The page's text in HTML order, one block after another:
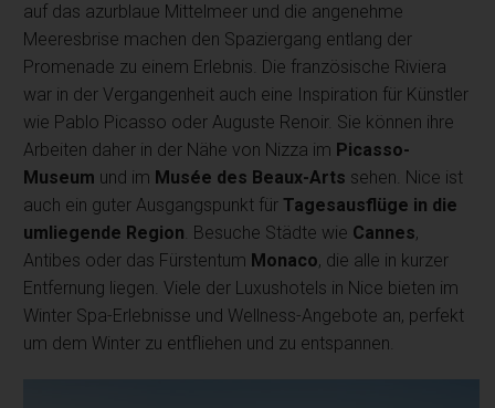
auf das azurblaue Mittelmeer und die angenehme
Meeresbrise machen den Spaziergang entlang der
Promenade zu einem Erlebnis. Die französische Riviera
war in der Vergangenheit auch eine Inspiration für Künstler
wie Pablo Picasso oder Auguste Renoir. Sie können ihre
Arbeiten daher in der Nähe von Nizza im Picasso-
Museum und im Musée des Beaux-Arts sehen. Nice ist
auch ein guter Ausgangspunkt für Tagesausflüge in die
umliegende Region. Besuche Städte wie Cannes,
Antibes oder das Fürstentum Monaco, die alle in kurzer
Entfernung liegen. Viele der Luxushotels in Nice bieten im
Winter Spa-Erlebnisse und Wellness-Angebote an, perfekt
um dem Winter zu entfliehen und zu entspannen.